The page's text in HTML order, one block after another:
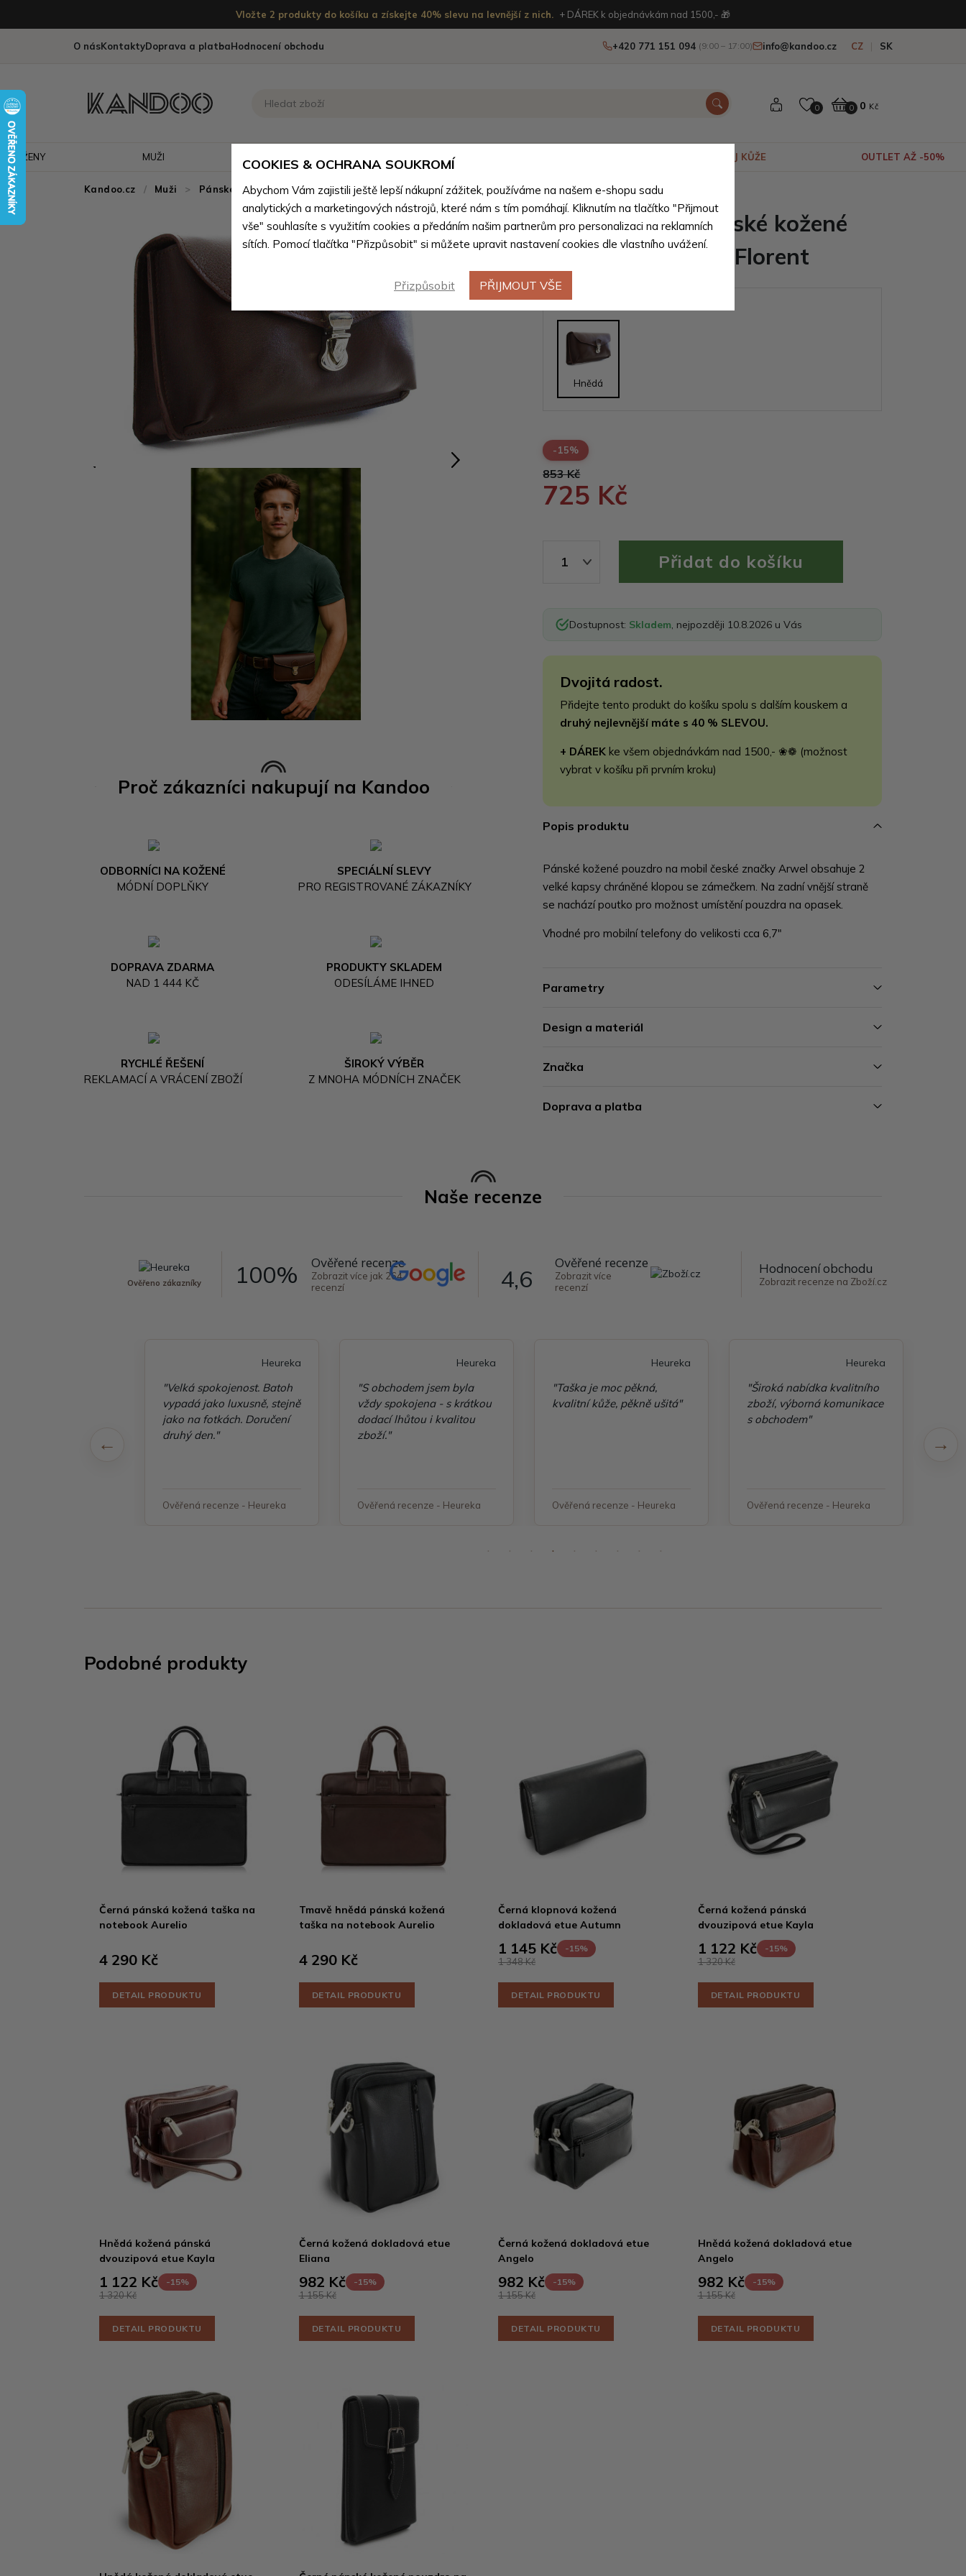
Vložte 2 produkty do košíku a získejte 40% slevu na levnější z nich. + DÁREK k objednávkám nad 1500,- 🎁
O násKontaktyDoprava a platbaHodnocení obchodu +420 771 151 094 (9:00 – 17:00) info@kandoo.cz CZ SK
0 0 0 Kč
ŽENY MUŽI VÝPRODEJ KŮŽE OUTLET AŽ -50%
Kandoo.cz Muži > Pánské tašky > Pánské tašky podle materiálu > Pánské tašky z přírodní pravé kůže
Proč zákazníci nakupují na Kandoo
ODBORNÍCI NA KOŽENÉ
MÓDNÍ DOPLŇKY
SPECIÁLNÍ SLEVY
PRO REGISTROVANÉ ZÁKAZNÍKY
DOPRAVA ZDARMA
NAD 1 444 KČ
PRODUKTY SKLADEM
ODESÍLÁME IHNED
RYCHLÉ ŘEŠENÍ
REKLAMACÍ A VRÁCENÍ ZBOŽÍ
ŠIROKÝ VÝBĚR
Z MNOHA MÓDNÍCH ZNAČEK
Tmavě hnědé pánské kožené
pouzdro na mobil Florent
Barevné varianty
Hnědá
-15%
853 Kč
725 Kč
1
Dostupnost: Skladem , nejpozději 10.8.2026 u Vás
Dvojitá radost.
Přidejte tento produkt do košíku spolu s dalším kouskem a
druhý nejlevnější máte s 40 % SLEVOU.
+ DÁREK ke všem objednávkám nad 1500,- ❀❁ (možnost
vybrat v košíku při prvním kroku)
Popis produktu
Pánské kožené pouzdro na mobil české značky Arwel obsahuje 2
velké kapsy chráněné klopou se zámečkem. Na zadní vnější straně
se nachází poutko pro možnost umístění pouzdra na opasek.
Vhodné pro mobilní telefony do velikosti cca 6,7"
Parametry
Design a materiál
Značka
Doprava a platba
Naše recenze
Ověřeno zákazníky 100% Ověřené recenze
Zobrazit více jak 264
recenzí
4,6
Ověřené recenze
Zobrazit více
recenzí
Hodnocení obchodu
Zobrazit recenze na Zboží.cz
Heureka
"Velká spokojenost. Batoh
vypadá jako luxusně, stejně
jako na fotkách. Doručení
druhý den."
Ověřená recenze - Heureka
Heureka
"S obchodem jsem byla
vždy spokojena - s krátkou
dodací lhůtou i kvalitou
zboží."
Ověřená recenze - Heureka
Heureka
"Taška je moc pěkná,
kvalitní kůže, pěkně ušitá"
Ověřená recenze - Heureka
Heureka
"Široká nabídka kvalitního
zboží, výborná komunikace
s obchodem"
Ověřená recenze - Heureka
Podobné produkty
Černá pánská kožená taška na
notebook Aurelio
4 290 Kč
DETAIL PRODUKTU
Tmavě hnědá pánská kožená
taška na notebook Aurelio
4 290 Kč
DETAIL PRODUKTU
Černá klopnová kožená
dokladová etue Autumn
1 145 Kč -15%
1 348 Kč
DETAIL PRODUKTU
Černá kožená pánská
dvouzipová etue Kayla
1 122 Kč -15%
1 320 Kč
DETAIL PRODUKTU
Hnědá kožená pánská
dvouzipová etue Kayla
1 122 Kč -15%
1 320 Kč
DETAIL PRODUKTU
Černá kožená dokladová etue
Eliana
982 Kč -15%
1 155 Kč
DETAIL PRODUKTU
Černá kožená dokladová etue
Angelo
982 Kč -15%
1 155 Kč
DETAIL PRODUKTU
Hnědá kožená dokladová etue
Angelo
982 Kč -15%
1 155 Kč
DETAIL PRODUKTU
COOKIES & OCHRANA SOUKROMÍ
Abychom Vám zajistili ještě lepší nákupní zážitek, používáme na našem e-shopu sadu
analytických a marketingových nástrojů, které nám s tím pomáhají. Kliknutím na tlačítko "Přijmout
vše" souhlasíte s využitím cookies a předáním našim partnerům pro personalizaci na reklamních
sítích. Pomocí tlačítka "Přizpůsobit" si můžete upravit nastavení cookies dle vlastního uvážení.
Přizpůsobit PŘIJMOUT VŠE